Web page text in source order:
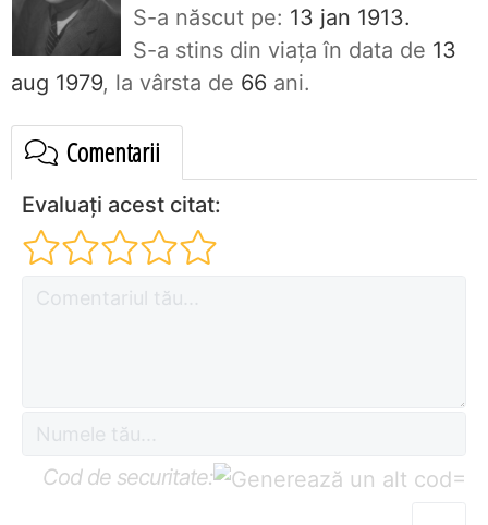
S-a născut pe: 13 jan 1913.
S-a stins din viaţa în data de 13
aug 1979, la vârsta de 66 ani.
Comentarii
Evaluați acest citat:
Cod de securitate: =